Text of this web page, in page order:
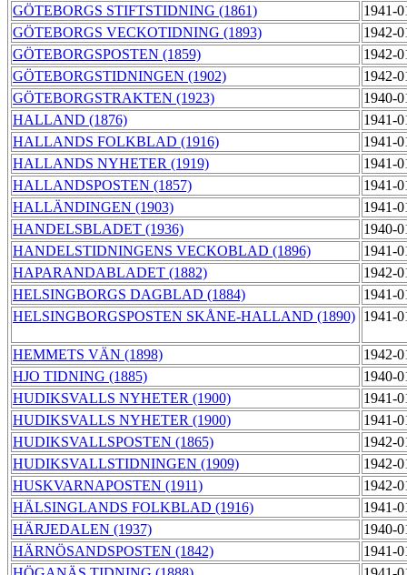
GÖTEBORGS STIFTSTIDNING (1861)
1941-
GÖTEBORGS VECKOTIDNING (1893)
1942-
GÖTEBORGSPOSTEN (1859)
1942-
GÖTEBORGSTIDNINGEN (1902)
1942-
GÖTEBORGSTRAKTEN (1923)
1940-
HALLAND (1876)
1941-
HALLANDS FOLKBLAD (1916)
1941-
HALLANDS NYHETER (1919)
1941-
HALLANDSPOSTEN (1857)
1941-
HALLÄNDINGEN (1903)
1941-
HANDELSBLADET (1936)
1940-
HANDELSTIDNINGENS VECKOBLAD (1896)
1941-
HAPARANDABLADET (1882)
1942-
HELSINGBORGS DAGBLAD (1884)
1941-
HELSINGBORGSPOSTEN SKÅNE-HALLAND (1890) 1941-
HEMMETS VÄN (1898)
1942-
HJO TIDNING (1885)
1940-
HUDIKSVALLS NYHETER (1900)
1941-
HUDIKSVALLS NYHETER (1900)
1941-
HUDIKSVALLSPOSTEN (1865)
1942-
HUDIKSVALLSTIDNINGEN (1909)
1942-
HUSKVARNAPOSTEN (1911)
1942-
HÄLSINGLANDS FOLKBLAD (1916)
1941-
HÄRJEDALEN (1937)
1940-
HÄRNÖSANDSPOSTEN (1842)
1941-